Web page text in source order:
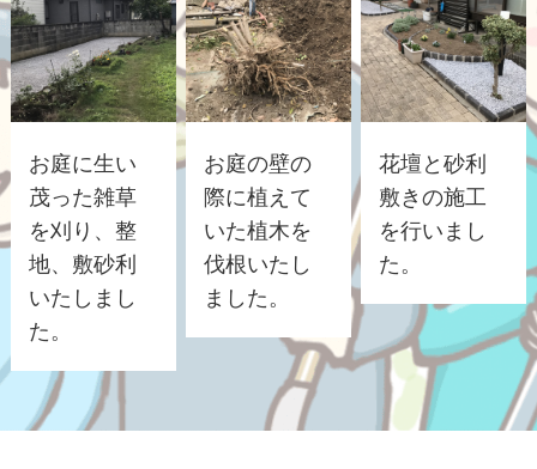
お庭に生い
茂った雑草
を刈り、整
地、敷砂利
いたしまし
た。
お庭の壁の
際に植えて
いた植木を
伐根いたし
ました。
花壇と砂利
敷きの施工
を行いまし
た。